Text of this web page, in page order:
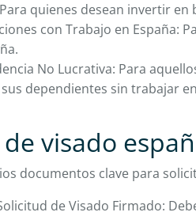
quienes desean invertir en
con Trabajo en España:
No Lucrativa: Para
dependientes sin trabajar
visado
documentos clave para
de Visado Firmado: